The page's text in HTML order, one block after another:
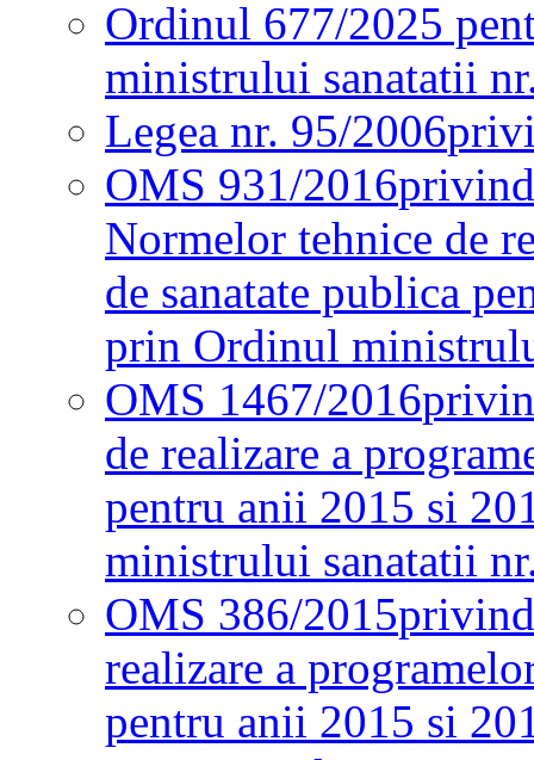
Ordinul 677/2025
ministrului sanatatii
Legea nr. 95/2006
OMS 931/2016
Normelor tehnice de
de sanatate publica
prin Ordinul
OMS 1467/2016
de realizare a
pentru anii 2015 si
ministrului sanatatii
OMS 386/2015
realizare a
pentru anii 2015 si